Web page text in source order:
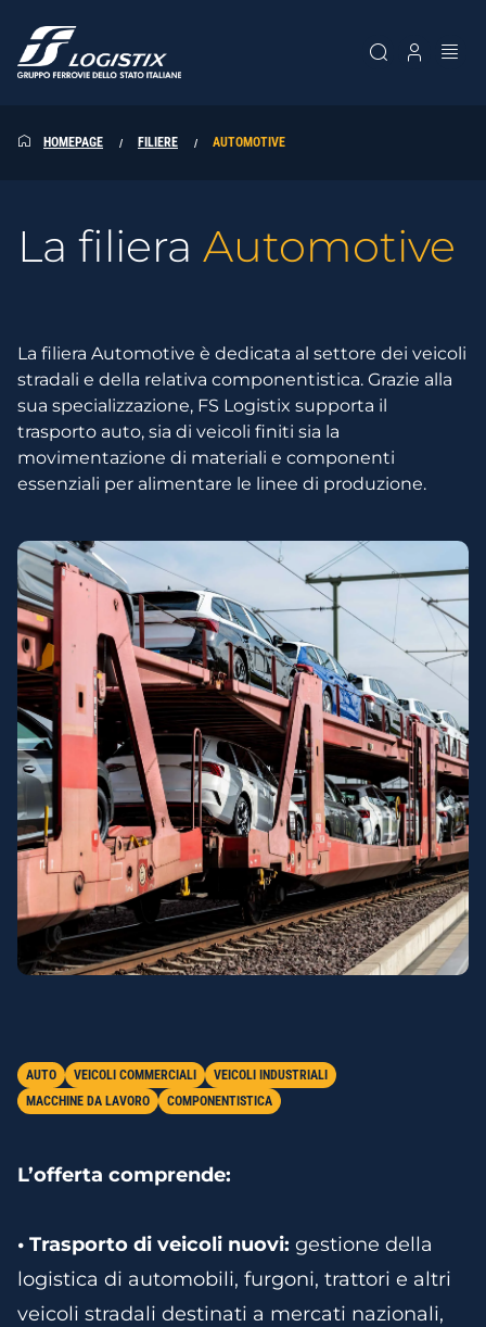
HOMEPAGE FILIERE AUTOMOTIVE
La filiera Automotive
La filiera Automotive è dedicata al settore dei veicoli
stradali e della relativa componentistica. Grazie alla
sua specializzazione, FS Logistix supporta il
trasporto auto, sia di veicoli finiti sia la
movimentazione di materiali e componenti
essenziali per alimentare le linee di produzione.
AUTO VEICOLI COMMERCIALI
VEICOLI INDUSTRIALI
MACCHINE DA LAVORO
COMPONENTISTICA
L’offerta comprende:
• Trasporto di veicoli nuovi: gestione della
logistica di automobili, furgoni, trattori e altri
veicoli stradali destinati a mercati nazionali,